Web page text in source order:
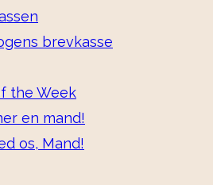
brevkasse
the Week
en mand!
os, Mand!